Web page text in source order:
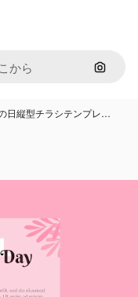
画像で
日縦型チラシテンプレ…